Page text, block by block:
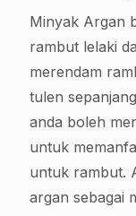
Minyak Argan
rambut lelaki
merendam
tulen
anda boleh
untuk
untuk rambut.
argan sebagai